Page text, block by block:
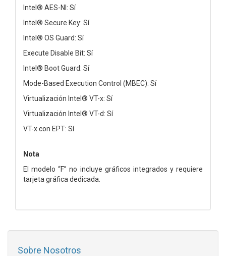
Intel® AES-NI: Sí
Intel® Secure Key: Sí
Intel® OS Guard: Sí
Execute Disable Bit: Sí
Intel® Boot Guard: Sí
Mode-Based Execution Control (MBEC): Sí
Virtualización Intel® VT-x: Sí
Virtualización Intel® VT-d: Sí
VT-x con EPT: Sí
Nota
El modelo “F” no incluye gráficos integrados y requiere
tarjeta gráfica dedicada.
Sobre Nosotros